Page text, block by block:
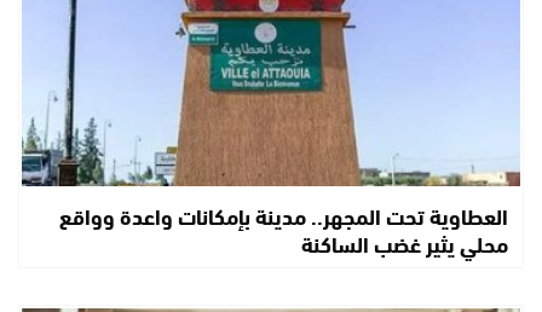
العطاوية تحت المجهر.. مدينة بإمكانات واعدة وواقع
محلي يثير غضب الساكنة